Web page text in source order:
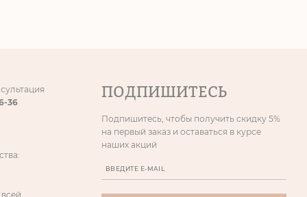
36
ПОДПИШИТЕСЬ
Подпишитесь, чтобы получить скидку 5%
на первый заказ и оставаться в курсе
наших акций